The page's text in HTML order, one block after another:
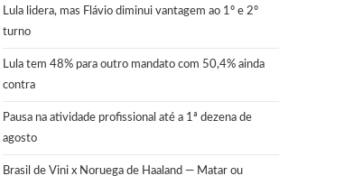
Lula lidera, mas Flávio diminui vantagem ao 1º e 2º
turno
Lula tem 48% para outro mandato com 50,4% ainda
contra
Pausa na atividade profissional até a 1ª dezena de
agosto
Brasil de Vini x Noruega de Haaland — Matar ou